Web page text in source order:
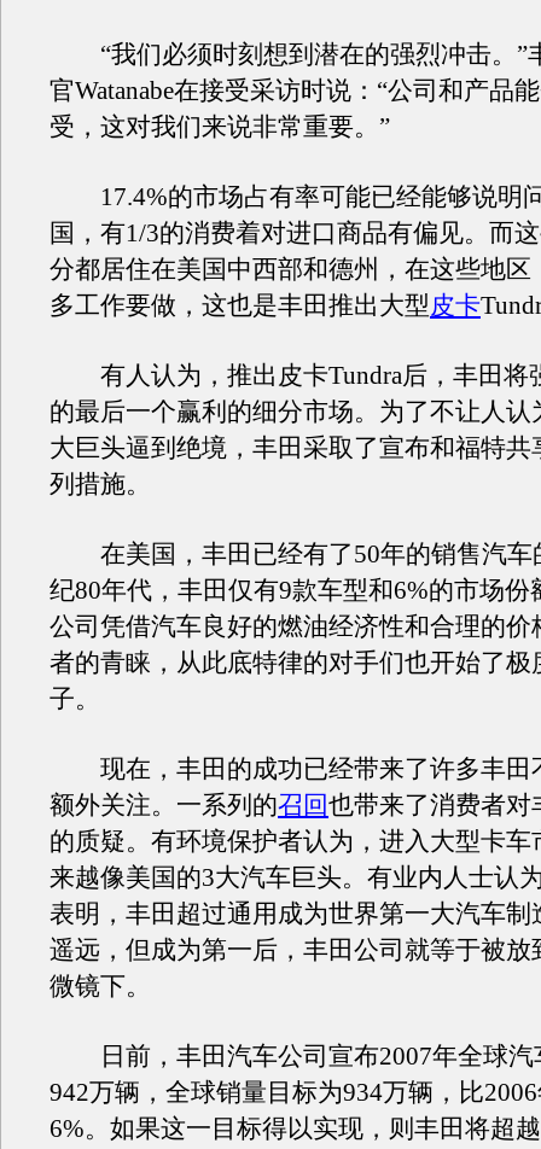
“我们必须时刻想到潜在的强烈冲击。”
官Watanabe在接受采访时说：“公司和产品
受，这对我们来说非常重要。”
17.4%的市场占有率可能已经能够说明
国，有1/3的消费着对进口商品有偏见。而
分都居住在美国中西部和德州，在这些地区
多工作要做，这也是丰田推出大型皮卡
有人认为，推出皮卡Tundra后，丰田将
的最后一个赢利的细分市场。为了不让人认
大巨头逼到绝境，丰田采取了宣布和福特共
列措施。
在美国，丰田已经有了50年的销售汽车
纪80年代，丰田仅有9款车型和6%的市场份
公司凭借汽车良好的燃油经济性和合理的价
者的青睐，从此底特律的对手们也开始了极
子。
现在，丰田的成功已经带来了许多丰田
额外关注。一系列的召回也带来了消费者对
的质疑。有环境保护者认为，进入大型卡车
来越像美国的3大汽车巨头。有业内人士认
表明，丰田超过通用成为世界第一大汽车制
遥远，但成为第一后，丰田公司就等于被放
微镜下。
日前，丰田汽车公司宣布2007年全球汽
942万辆，全球销量目标为934万辆，比
6%。如果这一目标得以实现，则丰田将超